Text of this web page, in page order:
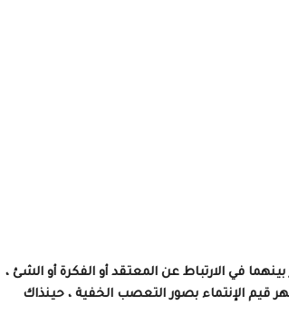
في الارتباط عن المعتقد أو الفكرة أو الشئ ،
قيم الإنتماء بصور التعصب الخفية ، حينذاك